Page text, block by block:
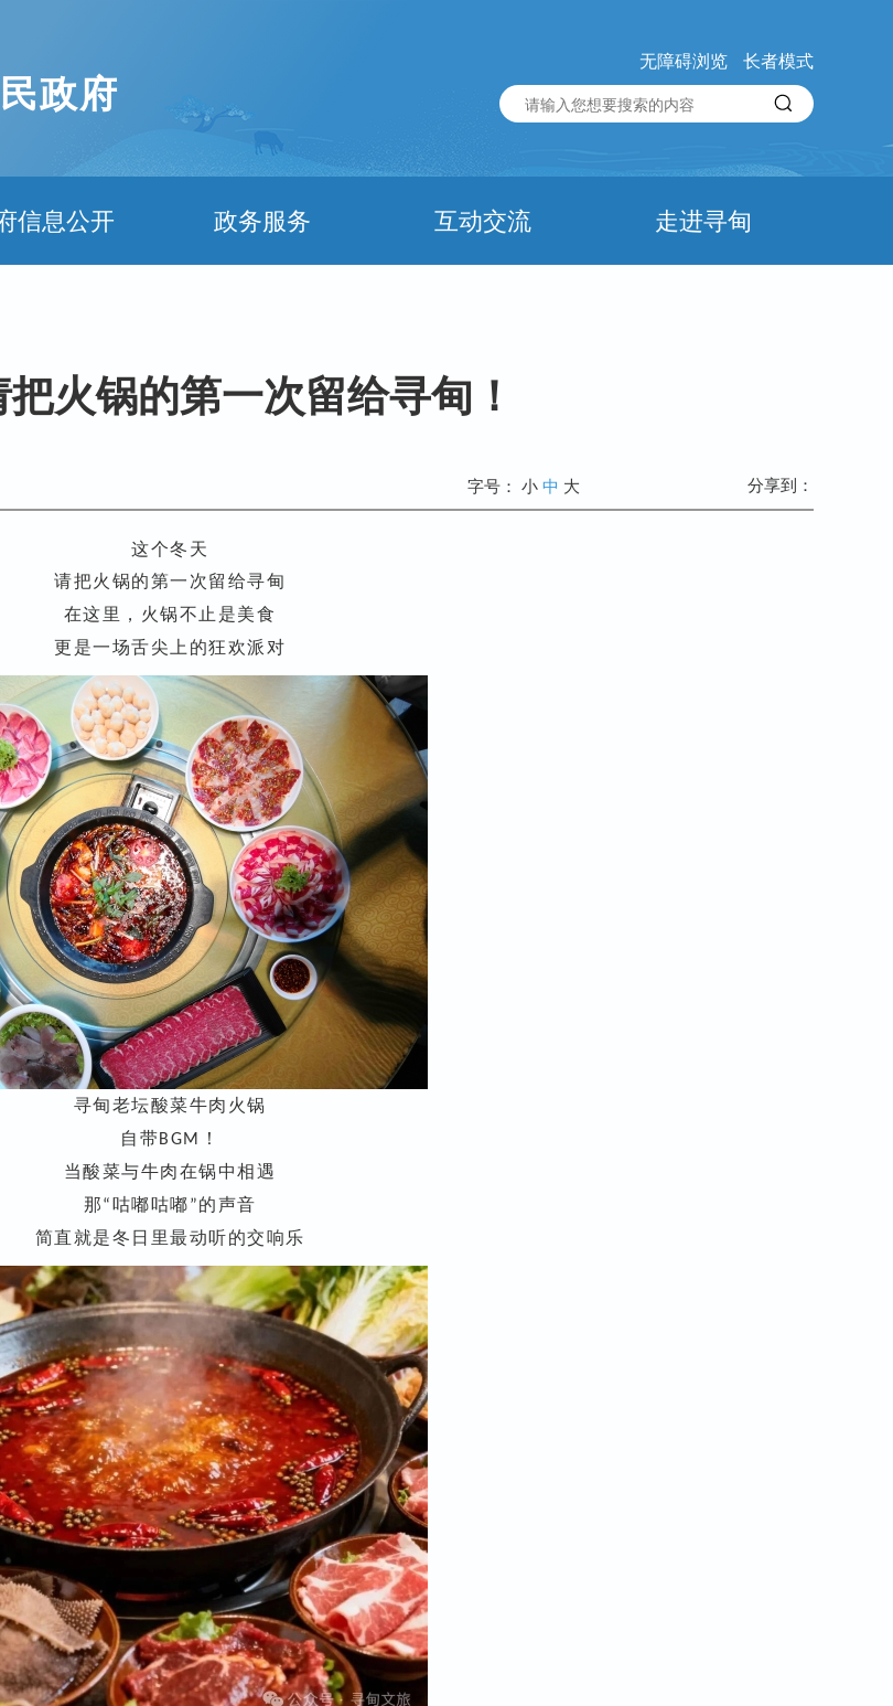
政府
无障碍浏览 长者模式
信息公开 政务服务 互动交流 走进寻甸
火锅的第一次留给寻甸！
字号： 小中 大 分享到：
这个冬天
请把火锅的第一次留给寻甸
在这里，火锅不止是美食
更是一场舌尖上的狂欢派对
寻甸老坛酸菜牛肉火锅
自带BGM
！
当酸菜与牛肉在锅中相遇
那“ 咕嘟咕嘟”的声音
简直就是冬日里最动听的交响乐